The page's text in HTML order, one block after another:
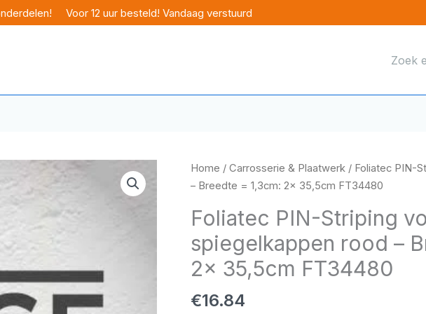
Voor 12 uur besteld! Vandaag verstuurd
naar:
Home / Carrosserie & Plaatwerk / Foliatec PIN-
– Breedte = 1,3cm: 2x 35,5cm FT34480
Foliatec PIN-Striping
spiegelkappen rood –
2x 35,5cm FT34480
€16.84